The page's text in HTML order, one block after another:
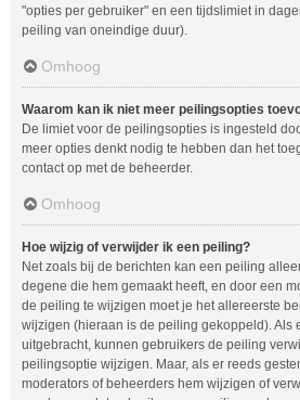
"opties per gebruiker" en een tijdslimiet in
peiling van oneindige duur).
Omhoog
Waarom kan ik niet meer peilingsopties
De limiet voor de peilingsopties is ingesteld
meer opties denkt nodig te hebben dan het
contact op met de beheerder.
Omhoog
Hoe wijzig of verwijder ik een peiling?
Net zoals bij de berichten kan een peiling
degene die hem gemaakt heeft, en door een
de peiling te wijzigen moet je het allereerste
wijzigen (hieraan is de peiling gekoppeld). Als
uitgebracht, kunnen gebruikers de peiling
peilingsoptie wijzigen. Maar, als er reeds
moderators of beheerders hem wijzigen of